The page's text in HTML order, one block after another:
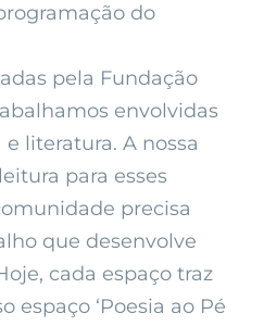
do
pela Fundação
envolvidas
literatura. A nossa
para esses
precisa
que desenvolve
cada espaço traz
espaço ‘Poesia ao Pé